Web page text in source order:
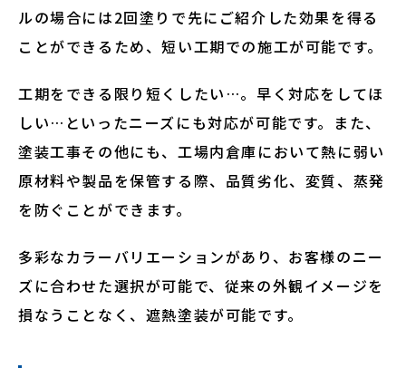
ルの場合には2回塗りで先にご紹介した効果を得る
ことができるため、短い工期での施工が可能です。
工期をできる限り短くしたい…。早く対応をしてほ
しい…といったニーズにも対応が可能です。また、
塗装工事その他にも、工場内倉庫において熱に弱い
原材料や製品を保管する際、品質劣化、変質、蒸発
を防ぐことができます。
多彩なカラーバリエーションがあり、お客様のニー
ズに合わせた選択が可能で、従来の外観イメージを
損なうことなく、遮熱塗装が可能です。